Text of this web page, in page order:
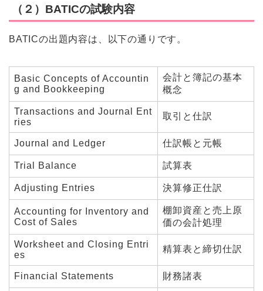
（２）BATICの試験内容
BATICの出題内容は、以下の通りです。
Basic Concepts of Accountin
g and Bookkeeping
会計と簿記の基本
概念
Transactions and Journal Ent
ries
取引と仕訳
Journal and Ledger 仕訳帳と元帳
Trial Balance 試算表
Adjusting Entries 決算修正仕訳
Accounting for Inventory and
Cost of Sales
棚卸資産と売上原
価の会計処理
Worksheet and Closing Entri
es
精算表と締切仕訳
Financial Statements 財務諸表